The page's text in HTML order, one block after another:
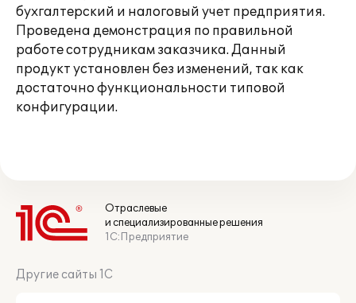
бухгалтерский и налоговый учет предприятия.
Проведена демонстрация по правильной
работе сотрудникам заказчика. Данный
продукт установлен без изменений, так как
достаточно функциональности типовой
конфигурации.
Отраслевые
и специализированные решения
1С:Предприятие
Другие сайты 1С